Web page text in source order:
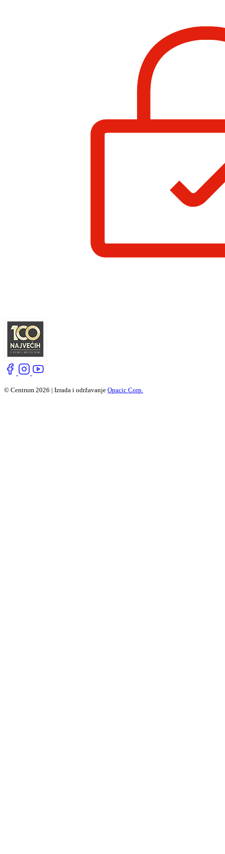
© Centrum 2026 | Izrada i održavanje Opacic Corp.